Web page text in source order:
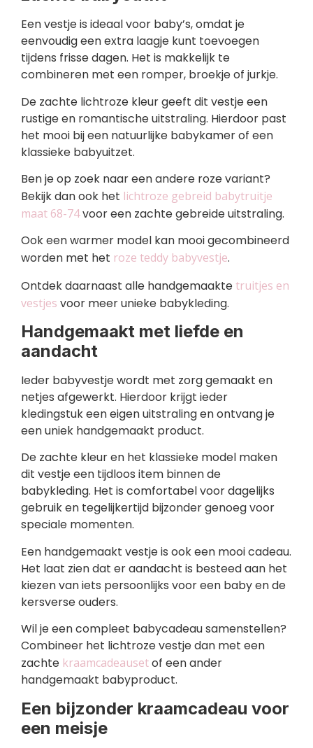
Een vestje is ideaal voor baby’s, omdat je
eenvoudig een extra laagje kunt toevoegen
tijdens frisse dagen. Het is makkelijk te
combineren met een romper, broekje of jurkje.
De zachte lichtroze kleur geeft dit vestje een
rustige en romantische uitstraling. Hierdoor past
het mooi bij een natuurlijke babykamer of een
klassieke babyuitzet.
Ben je op zoek naar een andere roze variant?
Bekijk dan ook het lichtroze gebreid babytruitje
maat 68-74voor een zachte gebreide uitstraling.
Ook een warmer model kan mooi gecombineerd
worden met het roze teddy babyvestje.
Ontdek daarnaast alle handgemaakte truitjes en
vestjes voor meer unieke babykleding.
Handgemaakt met liefde en
aandacht
Ieder babyvestje wordt met zorg gemaakt en
netjes afgewerkt. Hierdoor krijgt ieder
kledingstuk een eigen uitstraling en ontvang je
een uniek handgemaakt product.
De zachte kleur en het klassieke model maken
dit vestje een tijdloos item binnen de
babykleding. Het is comfortabel voor dagelijks
gebruik en tegelijkertijd bijzonder genoeg voor
speciale momenten.
Een handgemaakt vestje is ook een mooi cadeau.
Het laat zien dat er aandacht is besteed aan het
kiezen van iets persoonlijks voor een baby en de
kersverse ouders.
Wil je een compleet babycadeau samenstellen?
Combineer het lichtroze vestje dan met een
zachte kraamcadeausetof een ander
handgemaakt babyproduct.
Een bijzonder kraamcadeau voor
een meisje